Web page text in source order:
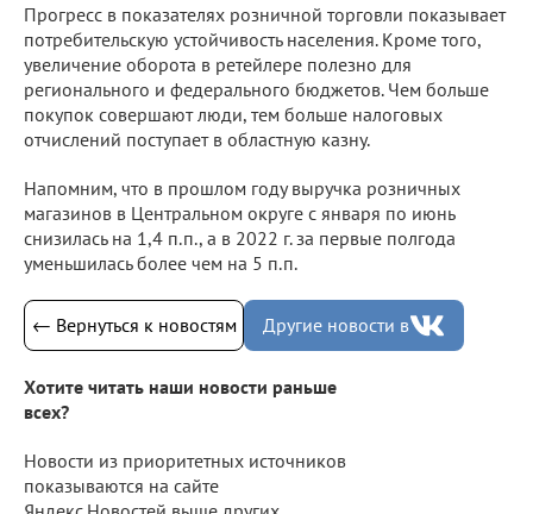
Прогресс в показателях розничной торговли показывает
потребительскую устойчивость населения. Кроме того,
увеличение оборота в ретейлере полезно для
регионального и федерального бюджетов. Чем больше
покупок совершают люди, тем больше налоговых
отчислений поступает в областную казну.
Напомним, что в прошлом году выручка розничных
магазинов в Центральном округе с января по июнь
снизилась на 1,4 п.п., а в 2022 г. за первые полгода
уменьшилась более чем на 5 п.п.
← Вернуться к новостям Другие новости в
Хотите читать наши новости раньше
всех?
Новости из приоритетных источников
показываются на сайте